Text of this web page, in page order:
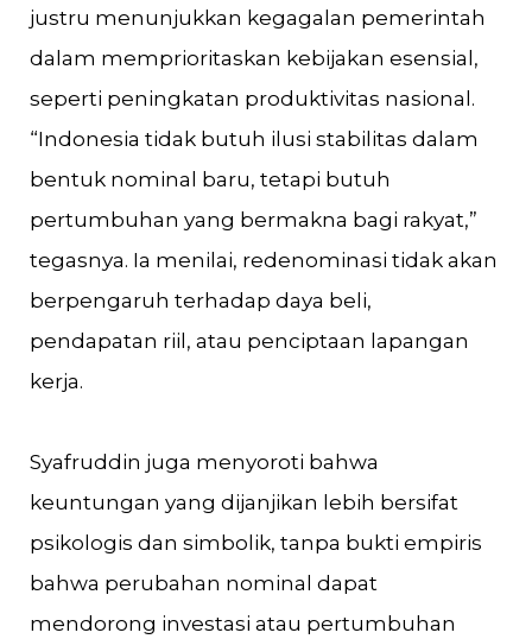
justru menunjukkan kegagalan pemerintah
dalam memprioritaskan kebijakan esensial,
seperti peningkatan produktivitas nasional.
“Indonesia tidak butuh ilusi stabilitas dalam
bentuk nominal baru, tetapi butuh
pertumbuhan yang bermakna bagi rakyat,”
tegasnya. Ia menilai, redenominasi tidak akan
berpengaruh terhadap daya beli,
pendapatan riil, atau penciptaan lapangan
kerja.
Syafruddin juga menyoroti bahwa
keuntungan yang dijanjikan lebih bersifat
psikologis dan simbolik, tanpa bukti empiris
bahwa perubahan nominal dapat
mendorong investasi atau pertumbuhan